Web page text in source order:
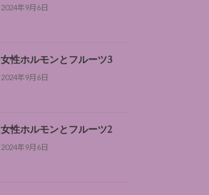
2024年9月6日
女性ホルモンとフルーツ3
2024年9月6日
女性ホルモンとフルーツ2
2024年9月6日